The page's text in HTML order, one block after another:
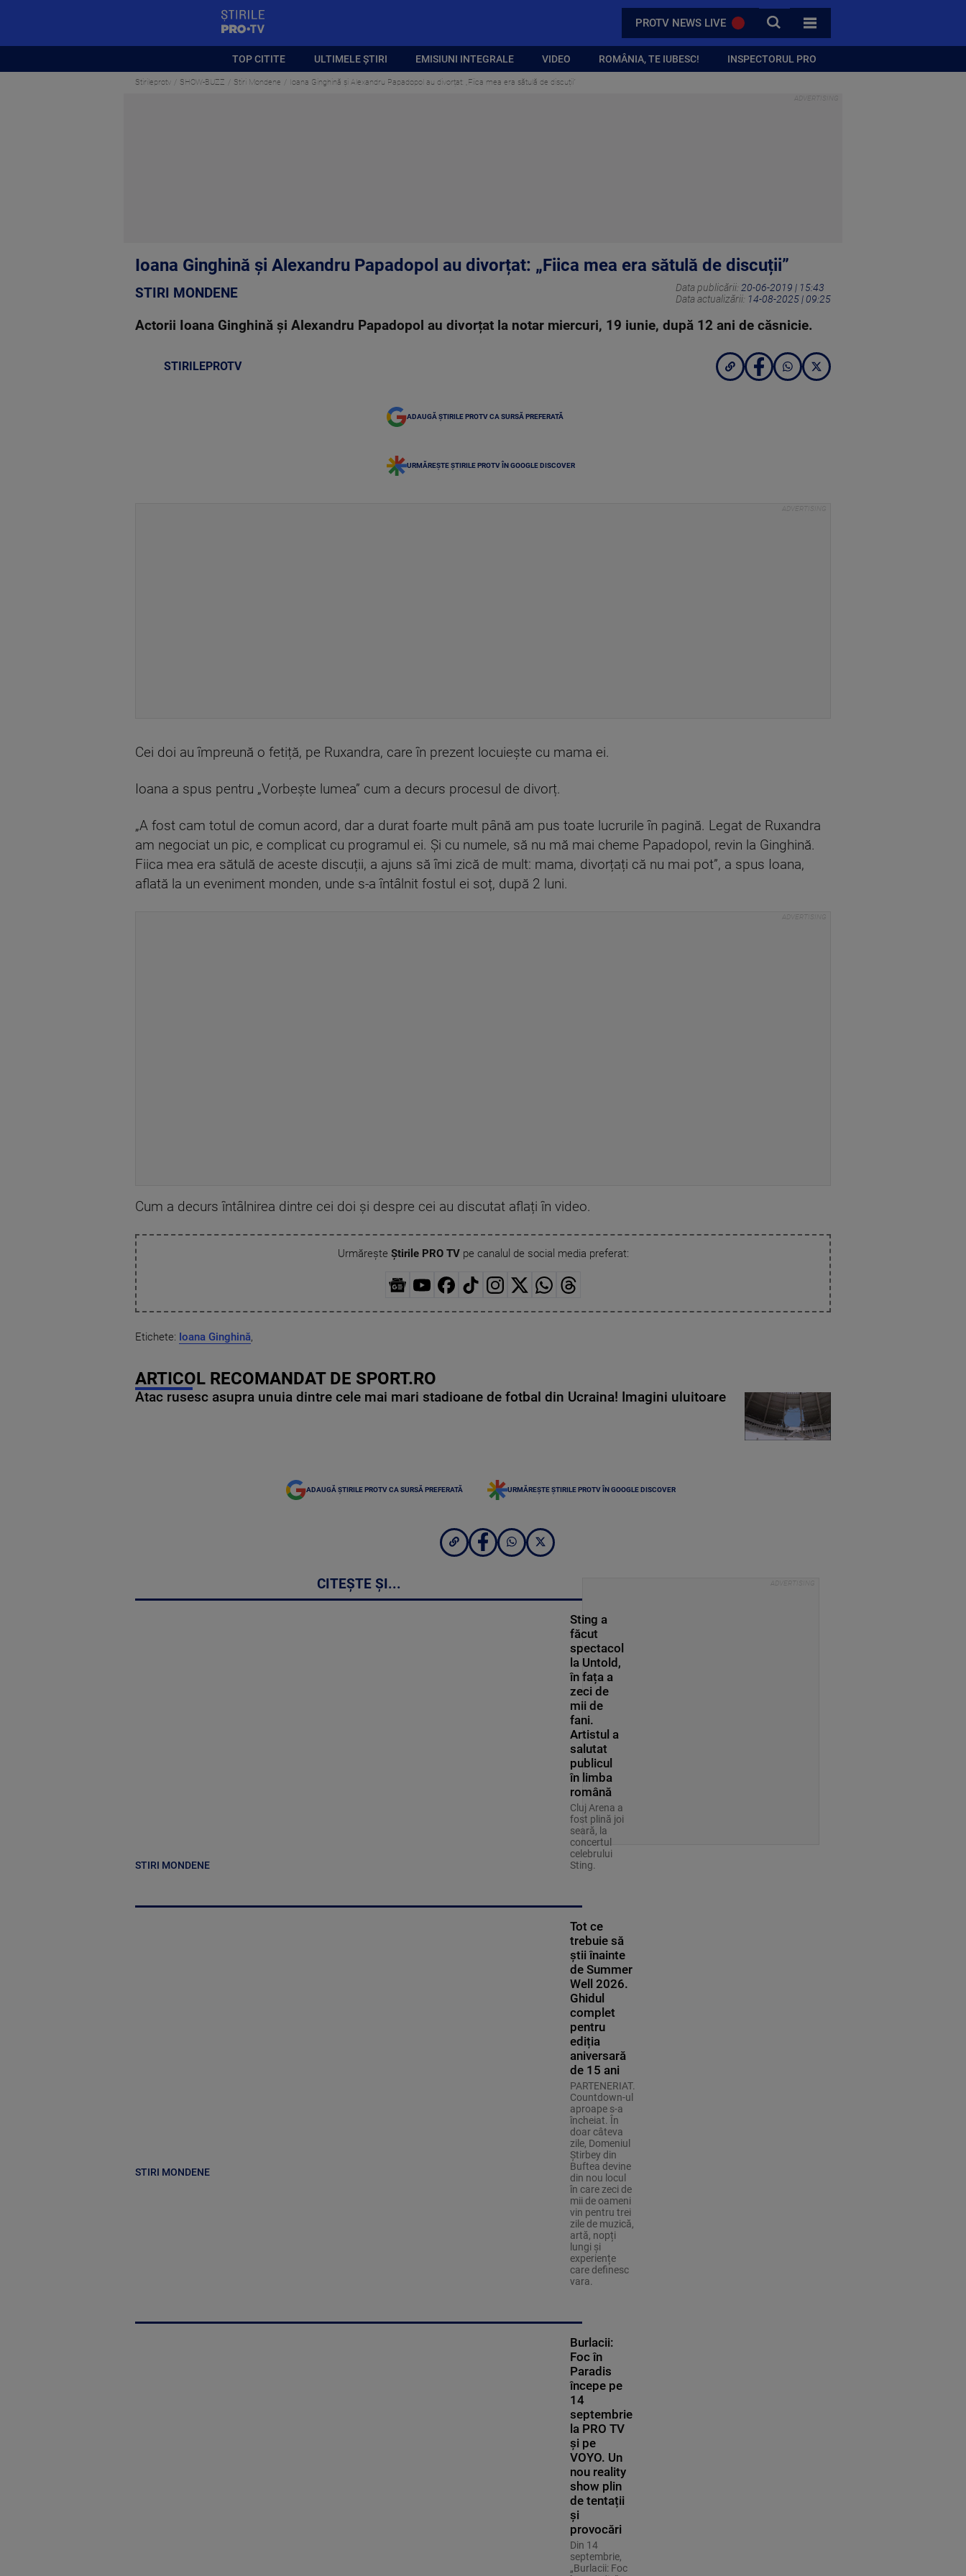
PROTV NEWS LIVE CAUTA
TOATE CATEGORIILE
TOP CITITE ULTIMELE ȘTIRI EMISIUNI INTEGRALE VIDEO ROMÂNIA, TE IUBESC! INSPECTORUL PRO
Stirileprotv SHOW-BUZZ Stiri Mondene Ioana Ginghină și Alexandru Papadopol au divorțat: „Fiica mea era sătulă de discuții”
Ioana Ginghină și Alexandru Papadopol au divorțat: „Fiica mea era sătulă de discuții”
STIRI MONDENE Data publicării: 20-06-2019 | 15:43
Data actualizării: 14-08-2025 | 09:25
Actorii Ioana Ginghină și Alexandru Papadopol au divorțat la notar miercuri, 19 iunie, după 12 ani de căsnicie.
STIRILEPROTV
ADAUGĂ ȘTIRILE PROTV CA SURSĂ PREFERATĂ
URMĂREȘTE ȘTIRILE PROTV ÎN GOOGLE DISCOVER
Cei doi au împreună o fetiță, pe Ruxandra, care în prezent locuiește cu mama ei.
Ioana a spus pentru „Vorbește lumea” cum a decurs procesul de divorț.
„A fost cam totul de comun acord, dar a durat foarte mult până am pus toate lucrurile în pagină. Legat de Ruxandra
am negociat un pic, e complicat cu programul ei. Și cu numele, să nu mă mai cheme Papadopol, revin la Ginghină.
Fiica mea era sătulă de aceste discuții, a ajuns să îmi zică de mult: mama, divorțați că nu mai pot”, a spus Ioana,
aflată la un eveniment monden, unde s-a întâlnit fostul ei soț, după 2 luni.
Cum a decurs întâlnirea dintre cei doi și despre cei au discutat aflați în video.
Urmărește Știrile PRO TVpe canalul de social media preferat:
Etichete: Ioana Ginghină,
ARTICOL RECOMANDAT DE SPORT.RO
Atac rusesc asupra unuia dintre cele mai mari stadioane de fotbal din Ucraina! Imagini uluitoare
ADAUGĂ ȘTIRILE PROTV CA SURSĂ PREFERATĂ URMĂREȘTE ȘTIRILE PROTV ÎN GOOGLE DISCOVER
CITEȘTE ȘI...
STIRI MONDENE
Sting a
făcut
spectacol
la Untold,
în fața a
zeci de
mii de
fani.
Artistul a
salutat
publicul
în limba
română
Cluj Arena a
fost plină joi
seară, la
concertul
celebrului
Sting.
STIRI MONDENE
Tot ce
trebuie să
știi înainte
de Summer
Well 2026.
Ghidul
complet
pentru
ediția
aniversară
de 15 ani
PARTENERIAT.
Countdown-ul
aproape s-a
încheiat. În
doar câteva
zile, Domeniul
Știrbey din
Buftea devine
din nou locul
în care zeci de
mii de oameni
vin pentru trei
zile de muzică,
artă, nopți
lungi și
experiențe
care definesc
vara.
Burlacii:
Foc în
Paradis
începe pe
14
septembrie
la PRO TV
și pe
VOYO. Un
nou reality
show plin
de tentații
și
provocări
Din 14
septembrie,
„Burlacii: Foc